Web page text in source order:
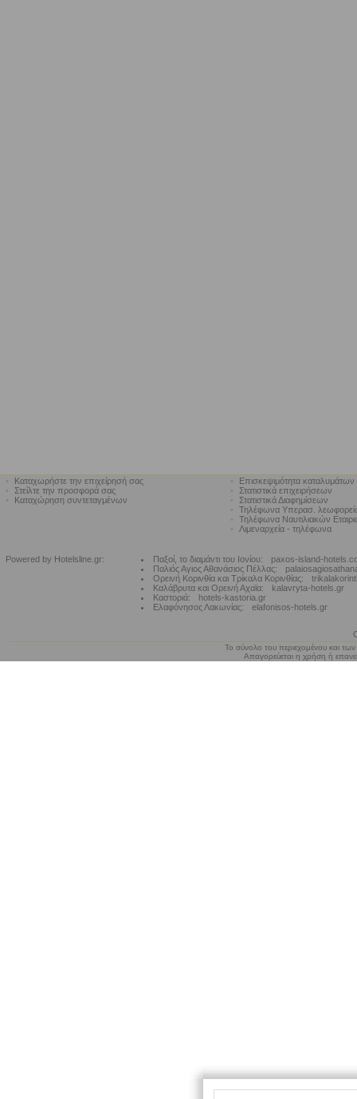
Καταχωρήστε την επιχείρησή σας
Στείλτε την προσφορά σας
Καταχώρηση συντεταγμένων
Επισκεψιμότητα καταλυμάτων
Στατιστικά επιχειρήσεων
Στατιστικά Διαφημίσεων
Τηλέφωνα Υπερασ.
Τηλέφωνα Ναυτιλιακών
Λιμεναρχεία - τηλέφωνα
Powered by Hotelsline.gr: Παξοί, το διαμάντι του Ιονίου:
paxos-island-
Παλιός Αγιος Αθανάσιος Πέλλας:
Ορεινή Κορινθία και Τρίκαλα Κορινθίας:
Καλάβρυτα και Ορεινή Αχαϊα:
kalavryta-hotels.gr
Καστοριά:
hotels-kastoria.gr
Ελαφόνησος Λακωνίας:
elafonisos-hotels.gr
Το σύνολο του περιεχομένου και
Απαγορεύεται η χρήση ή